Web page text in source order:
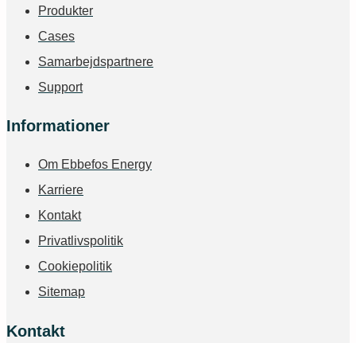
Produkter
Cases
Samarbejdspartnere
Support
Informationer
Om Ebbefos Energy
Karriere
Kontakt
Privatlivspolitik
Cookiepolitik
Sitemap
Kontakt